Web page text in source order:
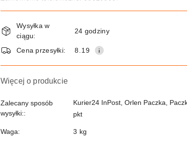
Dostępność
i
dostawa
Wysyłka w
ciągu:
24 godziny
Cena przesyłki: 8.19
Więcej o produkcie
Zalecany sposób
wysyłki::
Kurier24 InPost, Orlen Paczka,
pkt
Waga: 3 kg